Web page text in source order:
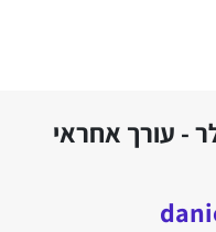
- עורך אחראי